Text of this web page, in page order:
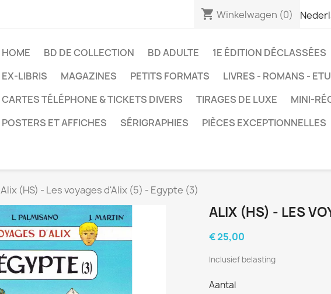
shopping_cart Winkelwagen (0)
HOME BD DE COLLECTION BD ADULTE 1E ÉDITION DÉCLASSÉES
EX-LIBRIS
MAGAZINES PETITS FORMATS LIVRES - ROMANS -
CARTES TÉLÉPHONE & TICKETS DIVERS
TIRAGES DE LUXE
MINI-
POSTERS ET AFFICHES
SÉRIGRAPHIES PIÈCES EXCEPTIONNELLES
Alix (HS) - Les voyages d'Alix (5) - Egypte (3)
ALIX (HS) - LES
€ 25,00
Inclusief belasting
Aantal